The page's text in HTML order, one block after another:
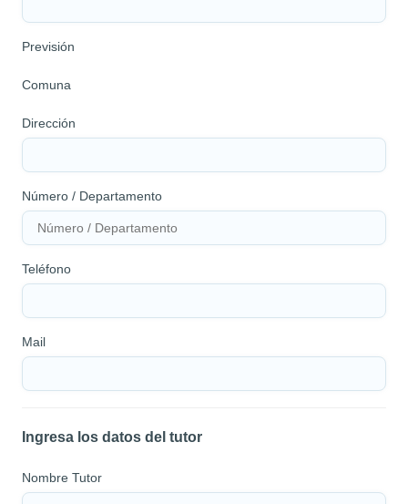
Previsión
Comuna
Dirección
Número / Departamento
Teléfono
Mail
Ingresa los datos del tutor
Nombre Tutor